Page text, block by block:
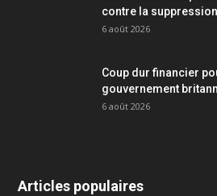
contre la
6 août 2026
Coup dur financier
gouvernement
6 août 2026
Articles populaires